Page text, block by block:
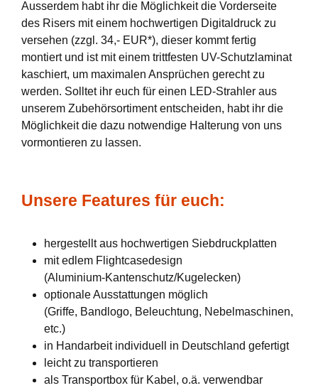
Ausserdem habt ihr die Möglichkeit die Vorderseite
des Risers mit einem hochwertigen Digitaldruck zu
versehen (zzgl. 34,- EUR*), dieser kommt fertig
montiert und ist mit einem trittfesten UV-Schutzlaminat
kaschiert, um maximalen Ansprüchen gerecht zu
werden. Solltet ihr euch für einen LED-Strahler aus
unserem Zubehörsortiment entscheiden, habt ihr die
Möglichkeit die dazu notwendige Halterung von uns
vormontieren zu lassen.
Unsere Features für euch:
hergestellt aus hochwertigen Siebdruckplatten
mit edlem Flightcasedesign
(Aluminium-Kantenschutz/Kugelecken)
optionale Ausstattungen möglich
(Griffe, Bandlogo, Beleuchtung, Nebelmaschinen,
etc.)
in Handarbeit individuell in Deutschland gefertigt
leicht zu transportieren
als Transportbox für Kabel, o.ä. verwendbar